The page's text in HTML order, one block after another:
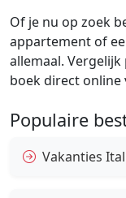
Of je nu op zoek
appartement of
allemaal.
boek direct online
Populaire
Vakanties